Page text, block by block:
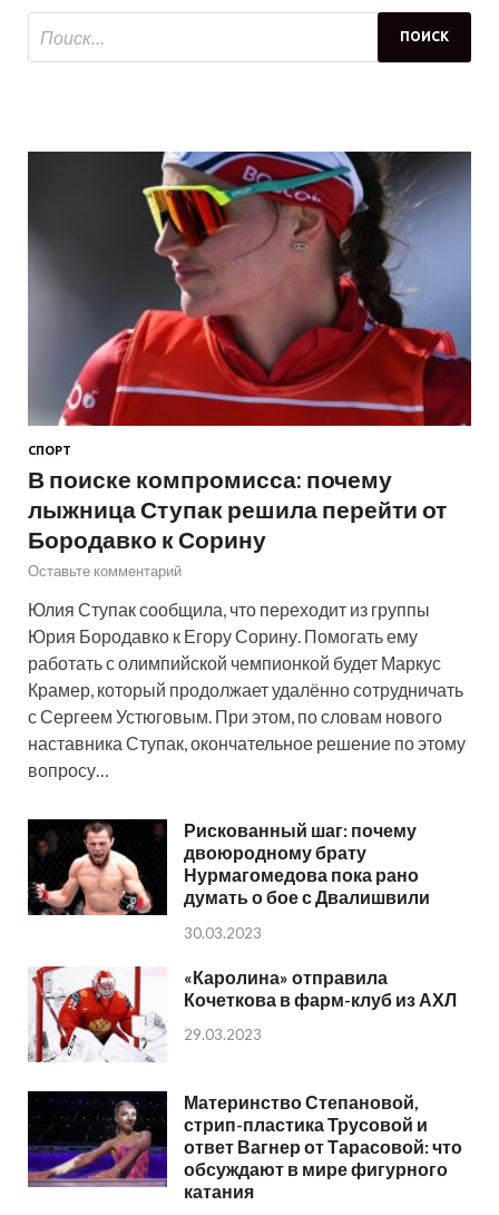
СПОРТ
В поиске компромисса: почему
лыжница Ступак решила перейти от
Бородавко к Сорину
Оставьте комментарий
Юлия Ступак сообщила, что переходит из группы
Юрия Бородавко к Егору Сорину. Помогать ему
работать с олимпийской чемпионкой будет Маркус
Крамер, который продолжает удалённо сотрудничать
с Сергеем Устюговым. При этом, по словам нового
наставника Ступак, окончательное решение по этому
вопросу…
Рискованный шаг: почему
двоюродному брату
Нурмагомедова пока рано
думать о бое с Двалишвили
30.03.2023
«Каролина» отправила
Кочеткова в фарм-клуб из АХЛ
29.03.2023
Материнство Степановой,
стрип-пластика Трусовой и
ответ Вагнер от Тарасовой: что
обсуждают в мире фигурного
катания